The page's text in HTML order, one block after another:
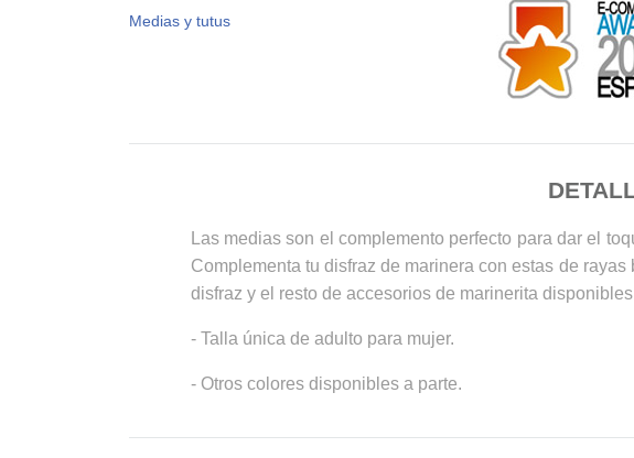
Medias y tutus
Las medias son el complemento perfecto para dar el
Complementa tu disfraz de marinera con estas de
disfraz y el resto de accesorios de marinerita
- Talla única de adulto para mujer.
- Otros colores disponibles a parte.